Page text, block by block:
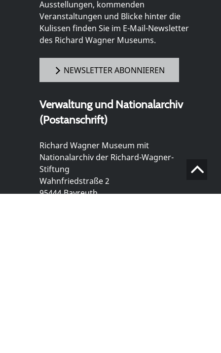
Ausstellungen, kommenden
Veranstaltungen und Blicke hinter die
Kulissen finden Sie im E-Mail-Newsletter
des Richard Wagner Museums.
NEWSLETTER ABONNIEREN
Verwaltung und Nationalarchiv
(Postanschrift)
Richard Wagner Museum mit
Nationalarchiv der Richard-Wagner-
Stiftung
Wahnfriedstraße 2
95444 Bayreuth